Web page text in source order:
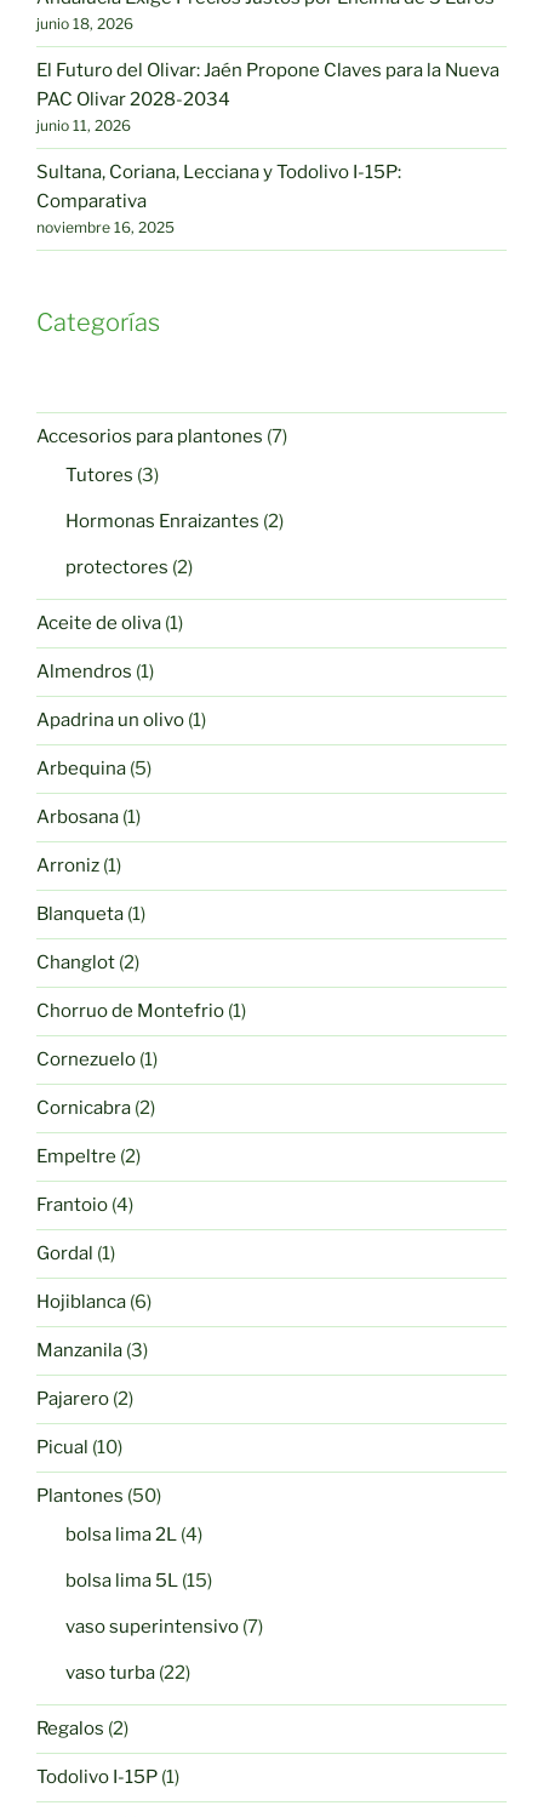
junio 18, 2026
El Futuro del Olivar: Jaén Propone Claves para la Nueva
PAC Olivar 2028-2034
junio 11, 2026
Sultana, Coriana, Lecciana y Todolivo I-15P:
Comparativa
noviembre 16, 2025
Categorías
Accesorios para plantones 77
Tutores 33
Hormonas Enraizantes 22
protectores 22
productos
Aceite de oliva 11
producto
Almendros 11
producto
Apadrina un olivo 11
producto
Arbequina 55
productos
Arbosana 11
producto
Arroniz 11
producto
Blanqueta 11
producto
Changlot 22
productos
Chorruo de Montefrio 11
producto
Cornezuelo 11
producto
Cornicabra 22
productos
Empeltre 22
productos
Frantoio 44
productos
Gordal 11
producto
Hojiblanca 66
productos
Manzanila 33
productos
Pajarero 22
productos
Picual 1010
productos
Plantones 5050
productos
bolsa lima 2L 44
bolsa lima 5L 1515
vaso superintensivo 77
vaso turba 2222
productos
Regalos 22
productos
Todolivo I-15P 11
producto